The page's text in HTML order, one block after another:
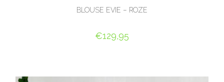
BLOUSE EVIE – ROZE
€129,95